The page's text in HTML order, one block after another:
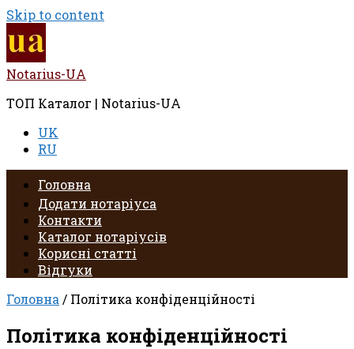
Skip to content
Notarius-UA
ТОП Каталог | Notarius-UA
UK
RU
Головна
Додати нотаріуса
Контакти
Каталог нотаріусів
Корисні статті
Відгуки
Головна / Політика конфіденційності
Політика конфіденційності